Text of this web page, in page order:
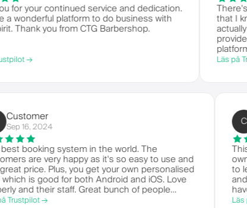
continued service and dedication.
platform to do business with
you from CTG Barbershop.
There's no
that I know I
actually get
provides a
platforms.
Läs på Trustpilot
C Customer
Sep 16, 2024
The best booking system in the world. The
customers are very happy as it's so easy to use and
at a great price. Plus, you get your own personalised
app, which is good for both Android and iOS. Love
Barberly and their staff. Great bunch of people
offering a great booking system.
Läs på Trustpilot →